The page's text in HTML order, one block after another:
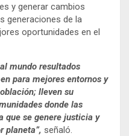
y generar cambios
generaciones de la
oportunidades en el
mundo resultados
para mejores entornos y
lleven su
donde las
que se genere justicia y
planeta”, señaló.